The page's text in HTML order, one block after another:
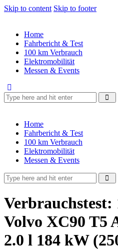
Skip to content Skip to footer
Home
Fahrbericht & Test
100 km Verbrauch
Elektromobilität
Messen & Events
Home
Fahrbericht & Test
100 km Verbrauch
Elektromobilität
Messen & Events
Verbrauchstest:
Volvo XC90 T5
2.0 l 184 kW